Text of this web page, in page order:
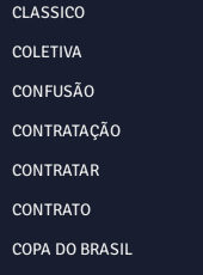
CLASSICO
COLETIVA
CONFUSÃO
CONTRATAÇÃO
CONTRATAR
CONTRATO
COPA DO BRASIL